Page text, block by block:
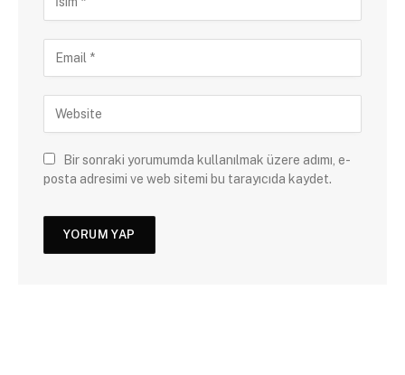
Bir sonraki yorumumda kullanılmak üzere adımı, e-
posta adresimi ve web sitemi bu tarayıcıda kaydet.